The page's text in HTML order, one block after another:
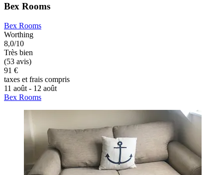
Bex Rooms
Bex Rooms
Worthing
8,0/10
Très bien
(53 avis)
91 €
taxes et frais compris
11 août - 12 août
Bex Rooms